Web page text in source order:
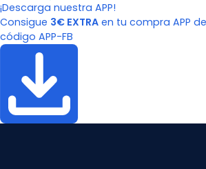
¡Descarga nuestra APP!
Consigue 3€ EXTRA en tu compra APP
código APP-FB